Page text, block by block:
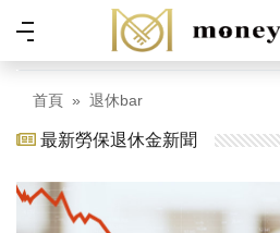
Skip to main content
功
首頁 退休bar
最新勞保退休金新聞